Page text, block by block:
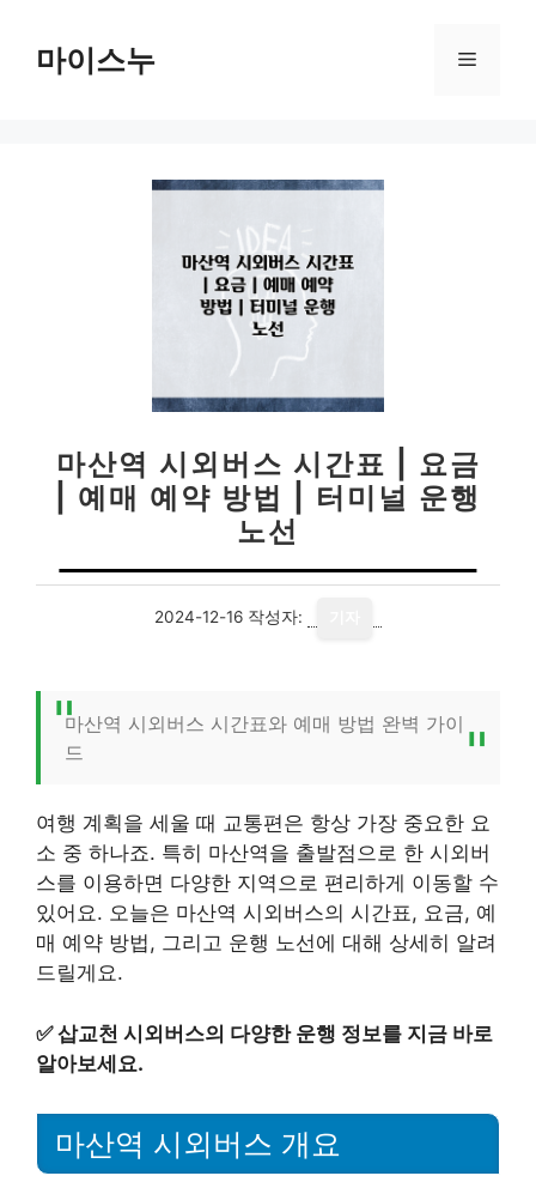
마이스누 메
마산역 시외버스 시간표 | 요금
| 예매 예약 방법 | 터미널 운행
노선
2024-12-16 작성자:
마산역 시외버스 시간표와 예매 방법 완벽 가이
드
여행 계획을 세울 때 교통편은 항상 가장 중요한 요
소 중 하나죠. 특히 마산역을 출발점으로 한 시외버
스를 이용하면 다양한 지역으로 편리하게 이동할 수
있어요. 오늘은 마산역 시외버스의 시간표, 요금, 예
매 예약 방법, 그리고 운행 노선에 대해 상세히 알려
드릴게요.
✅삽교천 시외버스의 다양한 운행 정보를 지금 바로
알아보세요.
마산역 시외버스 개요